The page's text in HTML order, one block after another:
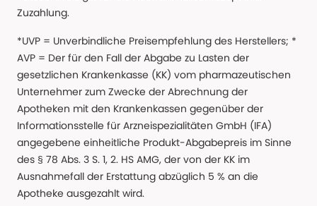
Zuzahlung.
*UVP = Unverbindliche Preisempfehlung des Herstellers; *
AVP = Der für den Fall der Abgabe zu Lasten der
gesetzlichen Krankenkasse (KK) vom pharmazeutischen
Unternehmer zum Zwecke der Abrechnung der
Apotheken mit den Krankenkassen gegenüber der
Informationsstelle für Arzneispezialitäten GmbH (IFA)
angegebene einheitliche Produkt-Abgabepreis im Sinne
des § 78 Abs. 3 S. 1, 2. HS AMG, der von der KK im
Ausnahmefall der Erstattung abzüglich 5 % an die
Apotheke ausgezahlt wird.